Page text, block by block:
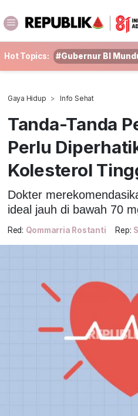
Hot Topics: #Gubernur BI
Gaya Hidup Info Sehat
Tanda-Tanda
Perlu
Kolesterol
Dokter
ideal jauh di bawah 70
Red: Qommarria Rostanti Rep: